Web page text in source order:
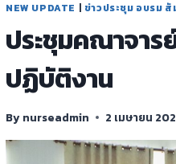
NEW UPDATE | ข่าวประชุม อบรม สั
ประชุมคณาจาร
ปฏิบัติงาน
By nurseadmin 2 เมษายน